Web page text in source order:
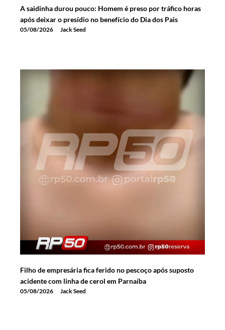
A saidinha durou pouco: Homem é preso por tráfico horas
após deixar o presídio no benefício do Dia dos Pais
05/08/2026 Jack Seed
Filho de empresária fica ferido no pescoço após suposto
acidente com linha de cerol em Parnaíba
05/08/2026 Jack Seed